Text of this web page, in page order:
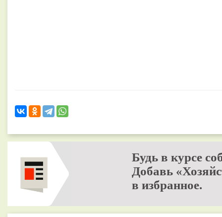
Будь в курсе
Добавь
в избранное.